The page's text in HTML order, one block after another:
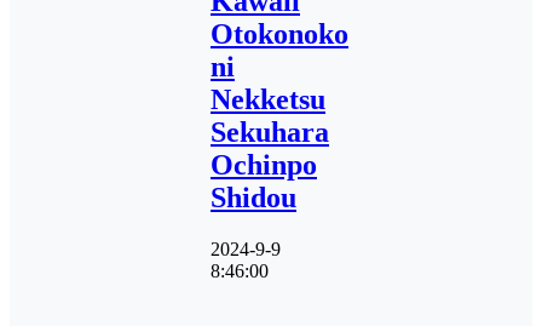
Otokonoko
ni
Nekketsu
Sekuhara
Ochinpo
Shidou
2024-9-9
8:46:00